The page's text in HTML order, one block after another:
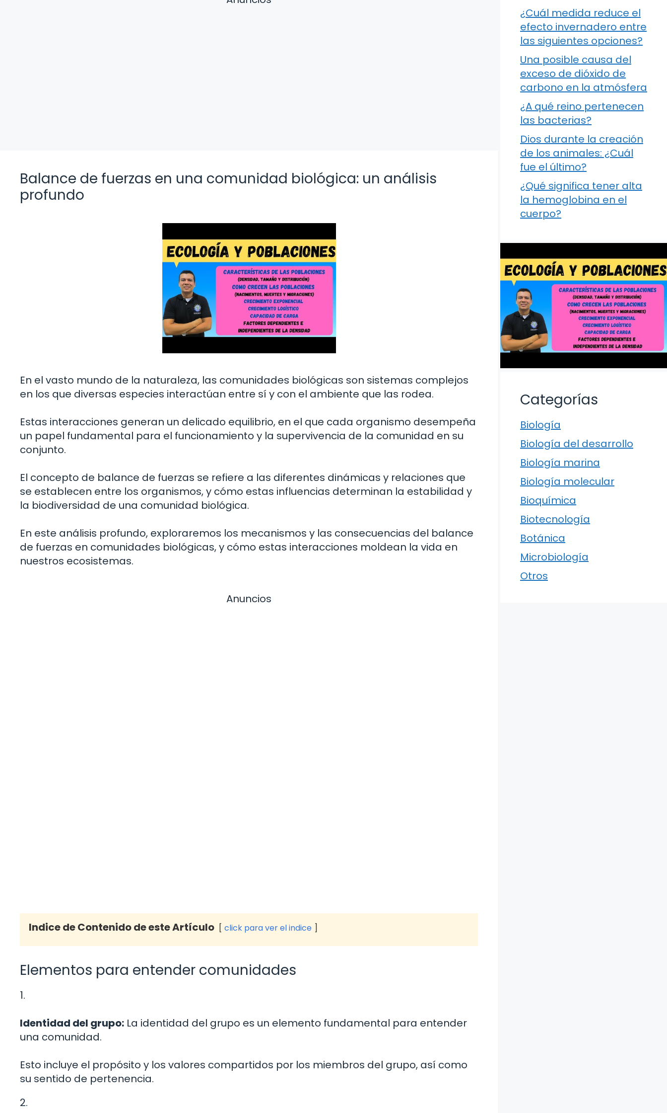
Balance de fuerzas en una comunidad biológica: un análisis
profundo
En el vasto mundo de la naturaleza, las comunidades biológicas son sistemas complejos
en los que diversas especies interactúan entre sí y con el ambiente que las rodea.
Estas interacciones generan un delicado equilibrio, en el que cada organismo desempeña
un papel fundamental para el funcionamiento y la supervivencia de la comunidad en su
conjunto.
El concepto de balance de fuerzas se refiere a las diferentes dinámicas y relaciones que
se establecen entre los organismos, y cómo estas influencias determinan la estabilidad y
la biodiversidad de una comunidad biológica.
En este análisis profundo, exploraremos los mecanismos y las consecuencias del balance
de fuerzas en comunidades biológicas, y cómo estas interacciones moldean la vida en
nuestros ecosistemas.
Anuncios
Indice de Contenido de este Artículo click para ver el indice
Elementos para entender comunidades
1.
Identidad del grupo: La identidad del grupo es un elemento fundamental para entender
una comunidad.
Esto incluye el propósito y los valores compartidos por los miembros del grupo, así como
su sentido de pertenencia.
2.
¿Cuál medida reduce el
efecto invernadero entre
las siguientes opciones?
Una posible causa del
exceso de dióxido de
carbono en la atmósfera
¿A qué reino pertenecen
las bacterias?
Dios durante la creación
de los animales: ¿Cuál
fue el último?
¿Qué significa tener alta
la hemoglobina en el
cuerpo?
Categorías
Biología
Biología del desarrollo
Biología marina
Biología molecular
Bioquímica
Biotecnología
Botánica
Microbiología
Otros